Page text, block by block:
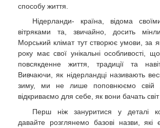
способу життя.
Нідерланди- країна, відома
вітряками та, звичайно, досить
Морський клімат тут створює умови, за
року має свої унікальні особливості,
повсякденне життя, традиції та
Вивчаючи, як нідерландці називають
зиму, ми не лише поповнюємо свій
відкриваємо для себе, як вони бачать
Перш ніж зануритися у деталі
давайте розглянемо базові назви,